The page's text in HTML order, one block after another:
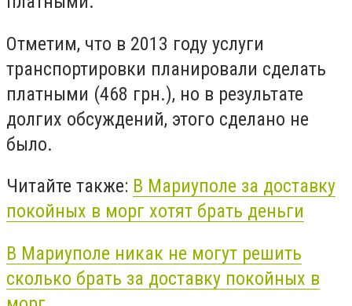
Отметим, что в 2013 году услуги
транспортировки планировали сделать
платными (468 грн.), но в результате
долгих обсуждений, этого сделано не
было.
Читайте также: В Мариуполе за доставку
покойных в морг хотят брать деньги
В Мариуполе никак не могут решить
сколько брать за доставку покойных в